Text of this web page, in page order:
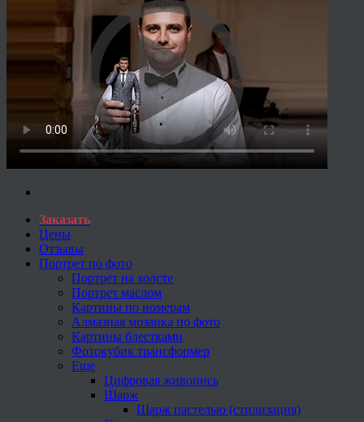
Заказать
Цены
Отзывы
Портрет по фото
Портрет на холсте
Портрет маслом
Картины по номерам
Алмазная мозаика по фото
Картины блестками
Фотокубик трансформер
Еще
Цифровая живопись
Шарж
Шарж пастелью (стилизация)